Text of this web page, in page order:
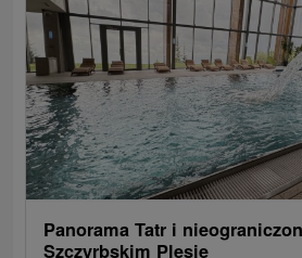
Panorama Tatr i
Szczyrbskim Plesie